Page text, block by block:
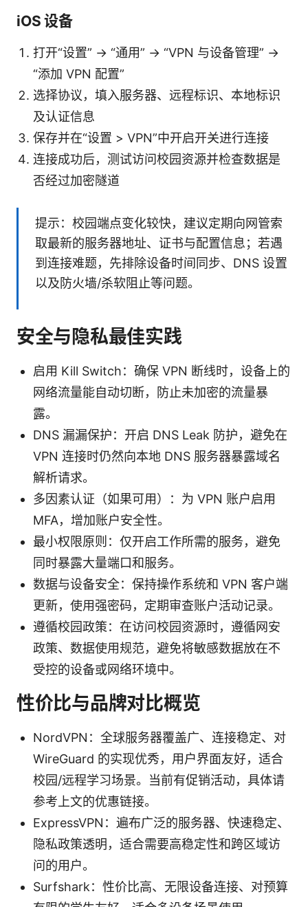
iOS 设备
打开“设置” -> “通用” -> “VPN 与设备管理” ->
“添加 VPN 配置”
选择协议，填入服务器、远程标识、本地标识
及认证信息
保存并在“设置 > VPN”中开启开关进行连接
连接成功后，测试访问校园资源并检查数据是
否经过加密隧道
提示：校园端点变化较快，建议定期向网管索
取最新的服务器地址、证书与配置信息；若遇
到连接难题，先排除设备时间同步、DNS 设置
以及防火墙/杀软阻止等问题。
安全与隐私最佳实践
启用 Kill Switch：确保 VPN 断线时，设备上的
网络流量能自动切断，防止未加密的流量暴
露。
DNS 漏漏保护：开启 DNS Leak 防护，避免在
VPN 连接时仍然向本地 DNS 服务器暴露域名
解析请求。
多因素认证（如果可用）：为 VPN 账户启用
MFA，增加账户安全性。
最小权限原则：仅开启工作所需的服务，避免
同时暴露大量端口和服务。
数据与设备安全：保持操作系统和 VPN 客户端
更新，使用强密码，定期审查账户活动记录。
遵循校园政策：在访问校园资源时，遵循网安
政策、数据使用规范，避免将敏感数据放在不
受控的设备或网络环境中。
性价比与品牌对比概览
NordVPN：全球服务器覆盖广、连接稳定、对
WireGuard 的实现优秀，用户界面友好，适合
校园/远程学习场景。当前有促销活动，具体请
参考上文的优惠链接。
ExpressVPN：遍布广泛的服务器、快速稳定、
隐私政策透明，适合需要高稳定性和跨区域访
问的用户。
Surfshark：性价比高、无限设备连接、对预算